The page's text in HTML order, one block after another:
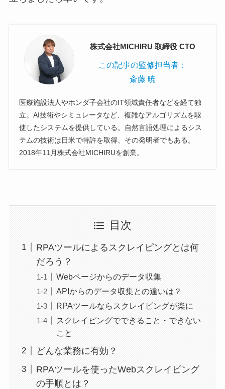
株式会社MICHIRU 取締役 CTO
この記事の監修担当者：
斎藤 暁
医療施設法人やホンダ子会社のIT領域責任者などを経て独
立。AI技術やシミュレータなど、複雑なアルゴリズムを駆
使したシステムを提供している。自然言語処理によるシス
テムの技術は日米で特許を取得、その発明者でもある。
2018年11月株式会社MICHIRUを創業。
目次
RPAツールによるスクレイピングとは何
だろう？
Webページからのデータ収集
APIからのデータ収集との違いは？
RPAツールならスクレイピングが楽に
スクレイピングでできること・できない
こと
どんな業務に有効？
RPAツールを使ったWebスクレイピング
の手順とは？